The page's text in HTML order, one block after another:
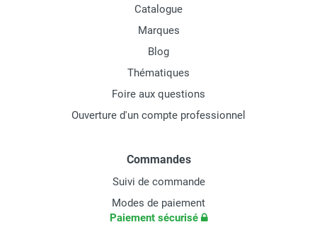
Catalogue
Marques
Blog
Thématiques
Foire aux questions
Ouverture d'un compte professionnel
Commandes
Suivi de commande
Modes de paiement
Paiement sécurisé